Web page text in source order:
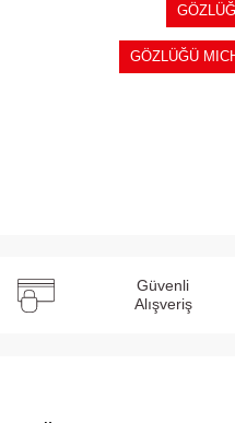
GÖZLÜĞÜ
Güvenli
Alışveriş